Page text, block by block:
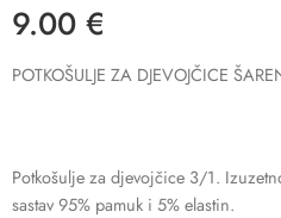
9.00 €
POTKOŠULJE ZA DJEVOJČICE
Potkošulje za djevojčice 3/1.
sastav 95% pamuk i 5% elastin.